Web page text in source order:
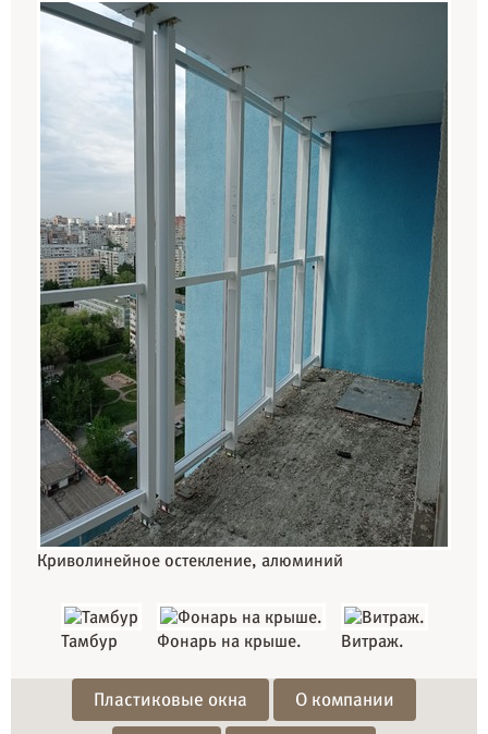
Криволинейное остекление, алюминий
Тамбур Фонарь на крыше. Витраж.
Пластиковые окна О компании